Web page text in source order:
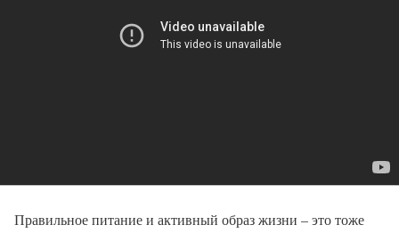
Правильное питание и активный образ жизни – это тоже